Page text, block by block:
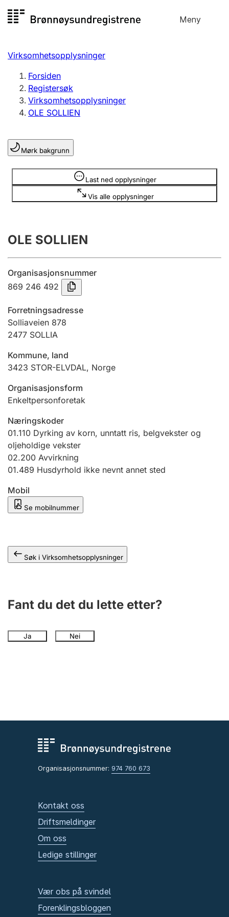
til
Meny
Registersøk
Aksjeselskap
Enkeltpersonforetak
Registrere, endre, slette
Lag og forening
Registrere, endre, slette
Årsregnskap
Innsending og forsinkelsesgebyr
Jeger
Ektepaktveileder
Offentlig sektor
Andre tema
Virksomhetsopplysninger
Forsiden
Registersøk
Virksomhetsopplysninger
OLE SOLLIEN
Mørk bakgrunn
Last ned opplysninger
Vis alle opplysninger
Opplysninger er skjult
OLE SOLLIEN
Organisasjonsnummer
869 246 492
Forretningsadresse
Solliaveien 878
2477 SOLLIA
Kommune, land
3423 STOR-ELVDAL, Norge
Organisasjonsform
Enkeltpersonforetak
Næringskoder
01.110 Dyrking av korn, unntatt ris, belgvekster og
oljeholdige vekster
02.200 Avvirkning
01.489 Husdyrhold ikke nevnt annet sted
Mobil
Se mobilnummer
Søk i Virksomhetsopplysninger
Fant du det du lette etter?
Ja Nei
Organisasjonsnummer: 974 760 673
Kontakt oss
Driftsmeldinger
Om oss
Ledige stillinger
Vær obs på svindel
Forenklingsbloggen